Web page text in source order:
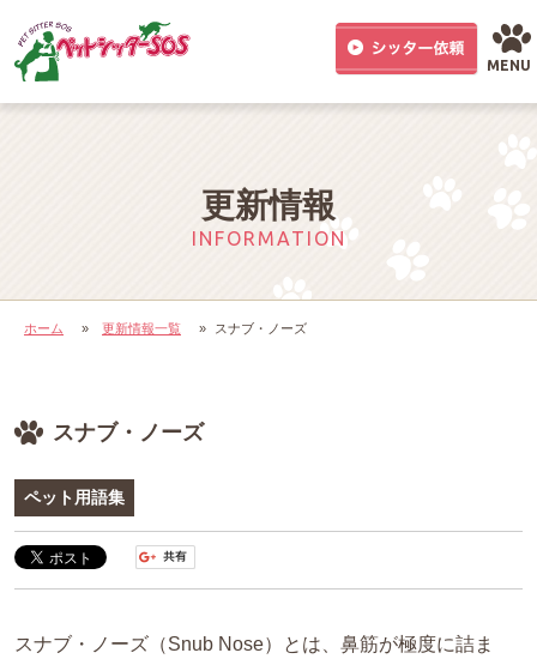
MENU
更新情報
INFORMATION
ホーム » 更新情報一覧 » スナブ・ノーズ
スナブ・ノーズ
ペット用語集
スナブ・ノーズ（Snub Nose）とは、鼻筋が極度に詰ま